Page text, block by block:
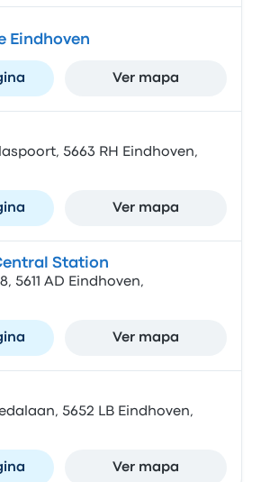
Eindhoven
Ver mapa
5663 RH Eindhoven,
Ver mapa
Station
5611 AD Eindhoven,
Ver mapa
5652 LB Eindhoven,
Ver mapa